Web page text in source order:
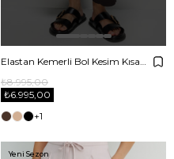
Elastan Kemerli Bol Kesim Kısa Pantolon
₺6.995,00
₺8.995,00
+1
Yeni Sezon